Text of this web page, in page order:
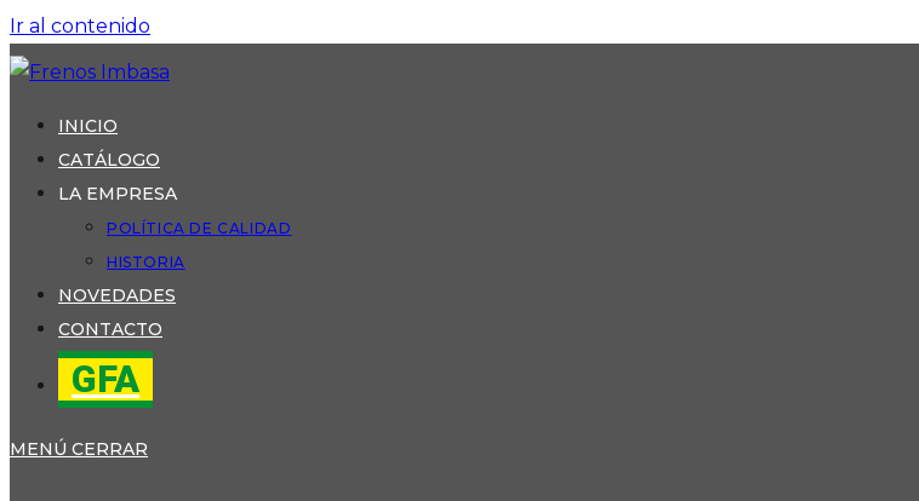
Ir al contenido
INICIO
CATÁLOGO
LA EMPRESA
POLÍTICA DE CALIDAD
HISTORIA
NOVEDADES
CONTACTO
GFA
MENÚ CERRAR